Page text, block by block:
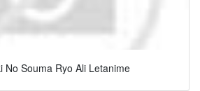
No Souma Ryo Ali Letanime